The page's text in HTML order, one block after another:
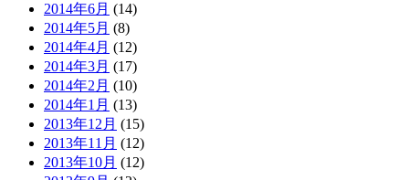
2014年6月 (14)
2014年5月 (8)
2014年4月 (12)
2014年3月 (17)
2014年2月 (10)
2014年1月 (13)
2013年12月 (15)
2013年11月 (12)
2013年10月 (12)